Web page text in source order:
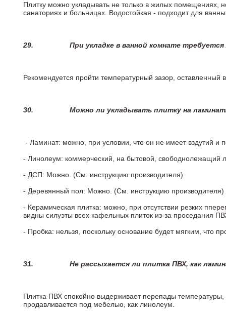
Плитку можно укладывать не только в жилых помещениях,
санаториях и больницах. Водостойкая - подходит для
29. При укладке в ванной комнате
Рекомендуется пройти температурный зазор,
30. Можно ли укладывать плитку на
- Ламинат: можно, при условии, что он не имеет вздутий
- Линолеум: коммерческий, на бытовой, свободнолежащий
- ДСП: Можно. (См. инструкцию производителя)
- Деревянный пол: Можно. (См. инструкцию производителя)
- Керамическая плитка: можно, при отсутствии резких
видны силуэты всех кафельных плиток из-за проседания
- Пробка: нельзя, поскольку основание будет мягким, что
31. Не рассыхается ли плитка ПВХ, как
Плитка ПВХ спокойно выдерживает перепады температуры,
продавливается под мебелью, как линолеум.